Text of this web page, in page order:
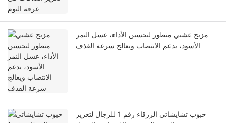
مزيج عشبي متطور لتحسين الأداء، عسل النمر
الأسود، يدعم الانتصاب ويعالج سرعة القذف
حبوب تشايشاتي الزرقاء رقم 1 للرجال لتعزيز